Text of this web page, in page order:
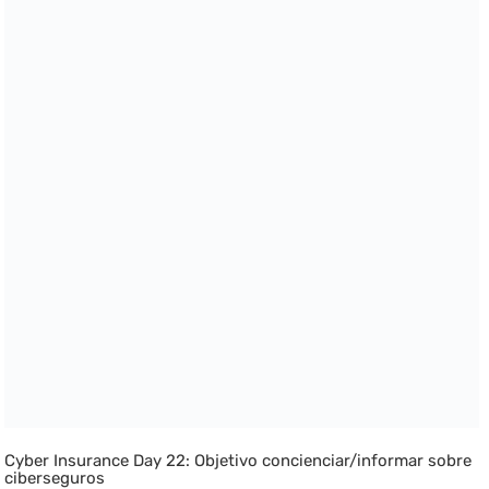
Cyber Insurance Day 22: Objetivo concienciar/informar sobre
ciberseguros